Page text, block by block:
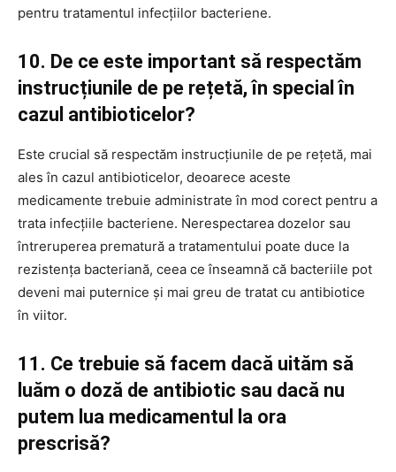
pentru tratamentul infecțiilor bacteriene.
10. De ce este important să respectăm
instrucțiunile de pe rețetă, în special în
cazul antibioticelor?
Este crucial să respectăm instrucțiunile de pe rețetă, mai
ales în cazul antibioticelor, deoarece aceste
medicamente trebuie administrate în mod corect pentru a
trata infecțiile bacteriene. Nerespectarea dozelor sau
întreruperea prematură a tratamentului poate duce la
rezistența bacteriană, ceea ce înseamnă că bacteriile pot
deveni mai puternice și mai greu de tratat cu antibiotice
în viitor.
11. Ce trebuie să facem dacă uităm să
luăm o doză de antibiotic sau dacă nu
putem lua medicamentul la ora
prescrisă?